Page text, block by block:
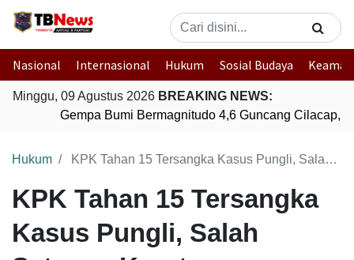
Nasional Internasional Hukum Sosial Budaya
Minggu, 09 Agustus 2026 BREAKING NEWS:
Gempa Bumi Bermagnitudo 4,6 Guncang Cilacap,
Hukum KPK Tahan 15 Tersangka Kasus Pungli, Salah Satunya Karutan
KPK Tahan 15 Tersangka
Kasus Pungli, Salah